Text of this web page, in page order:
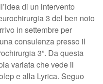
di un intervento
3 del ben noto
in settembre per
consulenza presso il
3”. Da questa
variata che vede il
e alla Lyrica. Seguo